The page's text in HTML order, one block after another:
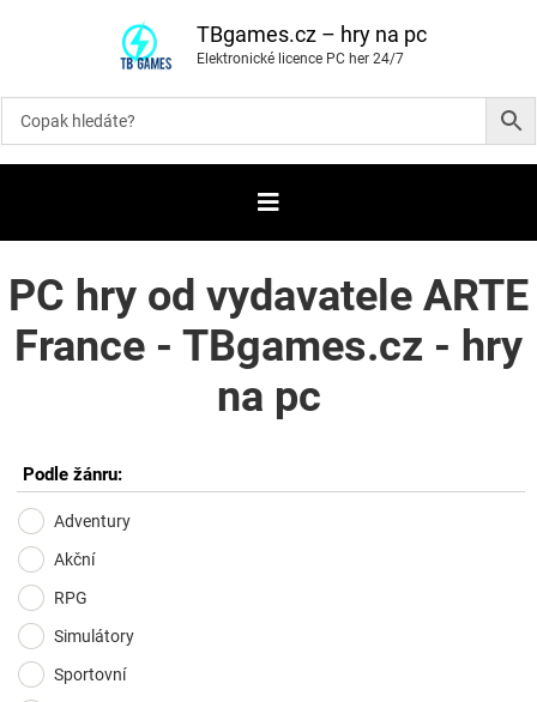
o
i
t
b
TBgames.cz – hry na pc
Elektronické licence PC her 24/7
PC hry od vydavatele ARTE
France - TBgames.cz - hry
na pc
Podle žánru:
Adventury
Akční
RPG
Simulátory
Sportovní